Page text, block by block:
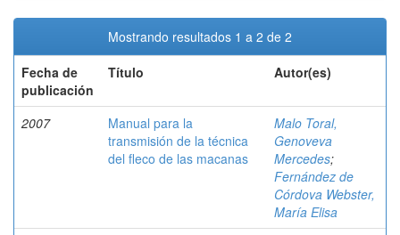
Mostrando resultados 1 a 2 de 2
Fecha de
publicación
Título Autor(es)
2007
Manual para la
transmisión de la técnica
del fleco de las macanas
Malo Toral,
Genoveva
Mercedes;
Fernández de
Córdova Webster,
María Elisa